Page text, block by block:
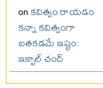
onకవిత్వం రాయడం
కన్నా కవిత్వంగా
బతకడమే ఇష్టం:
ఇక్బాల్ చంద్